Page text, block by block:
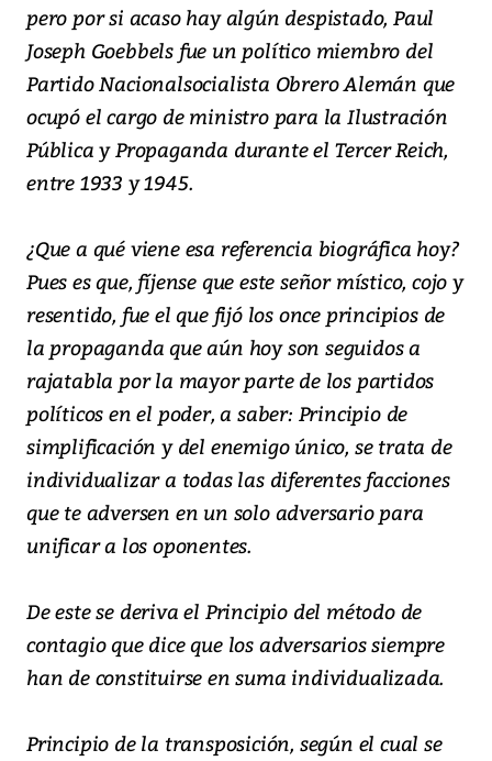
pero por si acaso hay algún despistado, Paul
Joseph Goebbels fue un político miembro del
Partido Nacionalsocialista Obrero Alemán que
ocupó el cargo de ministro para la Ilustración
Pública y Propaganda durante el Tercer Reich,
entre 1933 y 1945.
¿Que a qué viene esa referencia biográfica hoy?
Pues es que, fíjense que este señor místico, cojo y
resentido, fue el que fijó los once principios de
la propaganda que aún hoy son seguidos a
rajatabla por la mayor parte de los partidos
políticos en el poder, a saber: Principio de
simplificación y del enemigo único, se trata de
individualizar a todas las diferentes facciones
que te adversen en un solo adversario para
unificar a los oponentes.
De este se deriva el Principio del método de
contagio que dice que los adversarios siempre
han de constituirse en suma individualizada.
Principio de la transposición, según el cual se